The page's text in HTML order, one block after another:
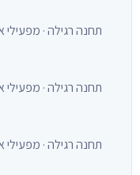
תחנה רגילה · מפעילי אוטובוסים
תחנה רגילה · מפעילי אוטובוסים
תחנה רגילה · מפעילי אוטובוסים